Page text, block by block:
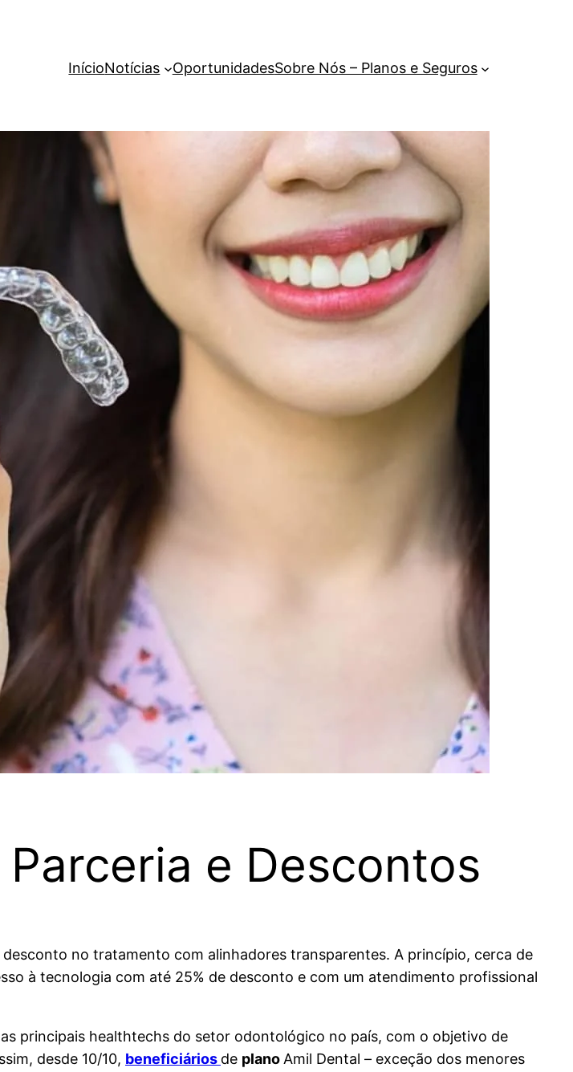
InícioNotícias OportunidadesSobre Nós – Planos e Seguros
e Descontos
no tratamento com alinhadores transparentes. A princípio, cerca de
à tecnologia com até 25% de desconto e com um atendimento profissional
principais healthtechs do setor odontológico no país, com o objetivo de
desde 10/10, beneficiários de planoAmil Dental – exceção dos menores